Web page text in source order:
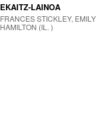
EKAITZ-LAINOA
FRANCES STICKLEY, EMILY
HAMILTON (IL. )